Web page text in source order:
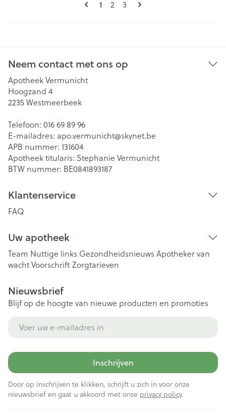
U lees momenteel pagina
1 Pagina
2 Pagina
3
Neem contact met ons op
Apotheek Vermunicht
Hoogzand 4
2235Westmeerbeek
Telefoon: 016 69 89 96
E-mailadres: apo.vermunicht@skynet.be
APB nummer: 131604
Apotheek titularis: Stephanie Vermunicht
BTW nummer: BE0841893187
Klantenservice
FAQ
Uw apotheek
Team Nuttige links Gezondheidsnieuws Apotheker van
wachtVoorschriftZorgtarieven
Nieuwsbrief
Blijf op de hoogte van nieuwe producten en promoties
Inschrijven
Door op inschrijven te klikken, schrijft u zich in voor onze
nieuwsbrief en gaat u akkoord met onze privacy policy.